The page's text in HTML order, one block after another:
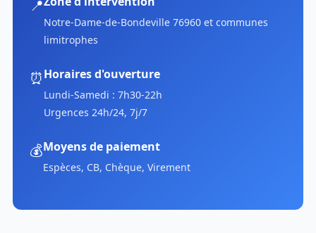
📍
Notre-Dame-de-Bondeville 76960 et communes
limitrophes
⏰Horaires d'ouverture
Lundi-Samedi : 7h30-22h
Urgences 24h/24, 7j/7
💰Moyens de paiement
Espèces, CB, Chèque, Virement